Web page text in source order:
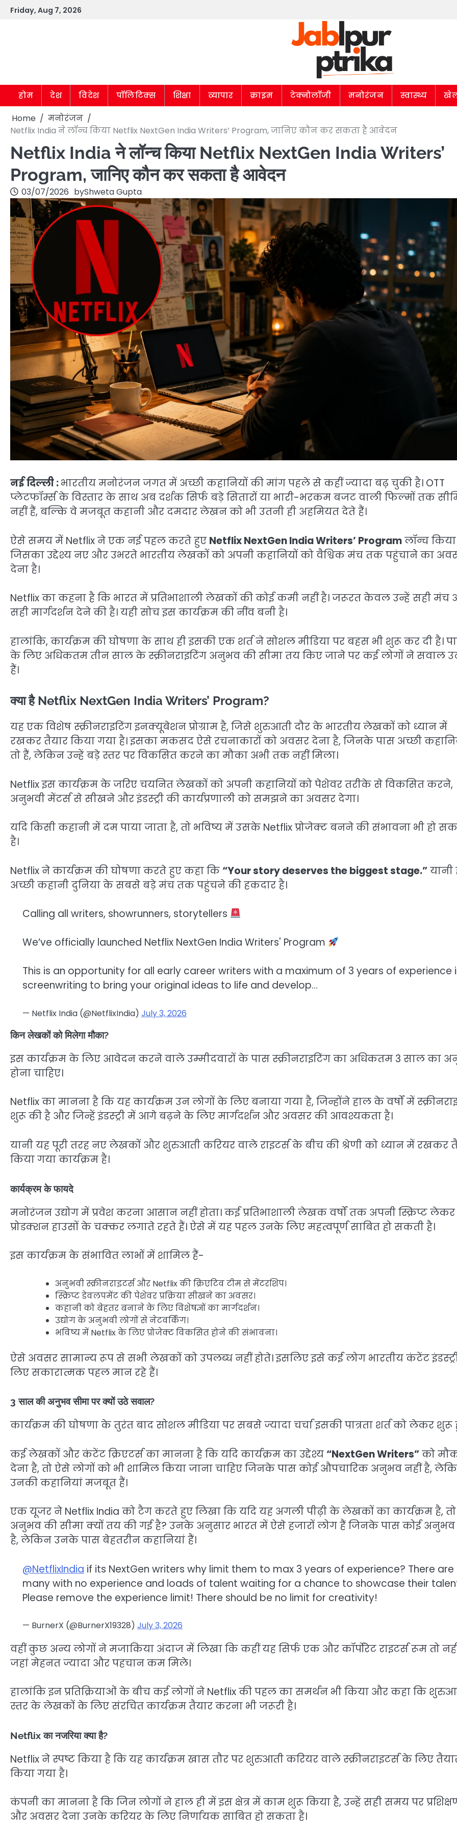
SkipFriday, Aug 7, 2026
होम देश विदेश पॉलिटिक्स शिक्षा व्यापार क्राइम टेक्नोलॉजी मनोरंजन स्वास्थ्य
Home
मनोरंजन
Netflix India ने लॉन्च किया Netflix NextGen India Writers’ Program, जानिए कौन कर सकता है आवेदन
Netflix India ने लॉन्च किया Netflix NextGen India Writers’
Program, जानिए कौन कर सकता है आवेदन
03/07/2026 byShweta Gupta
नई दिल्ली :भारतीय मनोरंजन जगत में अच्छी कहानियों की मांग पहले से कहीं ज्यादा बढ़ चुकी है। OTT
प्लेटफॉर्म्स के विस्तार के साथ अब दर्शक सिर्फ बड़े सितारों या भारी-भरकम बजट वाली फिल्मों तक
नहीं हैं, बल्कि वे मजबूत कहानी और दमदार लेखन को भी उतनी ही अहमियत देते हैं।
ऐसे समय में Netflix ने एक नई पहल करते हुए Netflix NextGen India Writers’ Programलॉन्च किया
जिसका उद्देश्य नए और उभरते भारतीय लेखकों को अपनी कहानियों को वैश्विक मंच तक पहुंचाने का
देना है।
Netflix का कहना है कि भारत में प्रतिभाशाली लेखकों की कोई कमी नहीं है। जरूरत केवल उन्हें सही मंच
सही मार्गदर्शन देने की है। यही सोच इस कार्यक्रम की नींव बनी है।
हालांकि, कार्यक्रम की घोषणा के साथ ही इसकी एक शर्त ने सोशल मीडिया पर बहस भी शुरू कर दी है।
के लिए अधिकतम तीन साल के स्क्रीनराइटिंग अनुभव की सीमा तय किए जाने पर कई लोगों ने सवाल
हैं।
क्या है Netflix NextGen India Writers’ Program?
यह एक विशेष स्क्रीनराइटिंग इनक्यूबेशन प्रोग्राम है, जिसे शुरुआती दौर के भारतीय लेखकों को ध्यान में
रखकर तैयार किया गया है। इसका मकसद ऐसे रचनाकारों को अवसर देना है, जिनके पास अच्छी
तो हैं, लेकिन उन्हें बड़े स्तर पर विकसित करने का मौका अभी तक नहीं मिला।
Netflix इस कार्यक्रम के जरिए चयनित लेखकों को अपनी कहानियों को पेशेवर तरीके से विकसित करने,
अनुभवी मेंटर्स से सीखने और इंडस्ट्री की कार्यप्रणाली को समझने का अवसर देगा।
यदि किसी कहानी में दम पाया जाता है, तो भविष्य में उसके Netflix प्रोजेक्ट बनने की संभावना भी हो
है।
Netflix ने कार्यक्रम की घोषणा करते हुए कहा कि “Your story deserves the biggest stage.”यानी
अच्छी कहानी दुनिया के सबसे बड़े मंच तक पहुंचने की हकदार है।
Calling all writers, showrunners, storytellers
We’ve officially launched Netflix NextGen India Writers' Program
This is an opportunity for all early career writers with a maximum of 3 years of experience
screenwriting to bring your original ideas to life and develop…
— Netflix India (@NetflixIndia) July 3, 2026
किन लेखकों को मिलेगा मौका?
इस कार्यक्रम के लिए आवेदन करने वाले उम्मीदवारों के पास स्क्रीनराइटिंग का अधिकतम 3 साल का
होना चाहिए।
Netflix का मानना है कि यह कार्यक्रम उन लोगों के लिए बनाया गया है, जिन्होंने हाल के वर्षों में
शुरू की है और जिन्हें इंडस्ट्री में आगे बढ़ने के लिए मार्गदर्शन और अवसर की आवश्यकता है।
यानी यह पूरी तरह नए लेखकों और शुरुआती करियर वाले राइटर्स के बीच की श्रेणी को ध्यान में रखकर
किया गया कार्यक्रम है।
कार्यक्रम के फायदे
मनोरंजन उद्योग में प्रवेश करना आसान नहीं होता। कई प्रतिभाशाली लेखक वर्षों तक अपनी स्क्रिप्ट लेकर
प्रोडक्शन हाउसों के चक्कर लगाते रहते हैं। ऐसे में यह पहल उनके लिए महत्वपूर्ण साबित हो सकती है।
इस कार्यक्रम के संभावित लाभों में शामिल हैं-
अनुभवी स्क्रीनराइटर्स और Netflix की क्रिएटिव टीम से मेंटरशिप।
स्क्रिप्ट डेवलपमेंट की पेशेवर प्रक्रिया सीखने का अवसर।
कहानी को बेहतर बनाने के लिए विशेषज्ञों का मार्गदर्शन।
उद्योग के अनुभवी लोगों से नेटवर्किंग।
भविष्य में Netflix के लिए प्रोजेक्ट विकसित होने की संभावना।
ऐसे अवसर सामान्य रूप से सभी लेखकों को उपलब्ध नहीं होते। इसलिए इसे कई लोग भारतीय कंटेंट
लिए सकारात्मक पहल मान रहे हैं।
3 साल की अनुभव सीमा पर क्यों उठे सवाल?
कार्यक्रम की घोषणा के तुरंत बाद सोशल मीडिया पर सबसे ज्यादा चर्चा इसकी पात्रता शर्त को लेकर शुरू
कई लेखकों और कंटेंट क्रिएटर्स का मानना है कि यदि कार्यक्रम का उद्देश्य “NextGen Writers”को
देना है, तो ऐसे लोगों को भी शामिल किया जाना चाहिए जिनके पास कोई औपचारिक अनुभव नहीं है,
उनकी कहानियां मजबूत हैं।
एक यूजर ने Netflix India को टैग करते हुए लिखा कि यदि यह अगली पीढ़ी के लेखकों का कार्यक्रम है, तो
अनुभव की सीमा क्यों तय की गई है? उनके अनुसार भारत में ऐसे हजारों लोग हैं जिनके पास कोई अनुभव
है, लेकिन उनके पास बेहतरीन कहानियां हैं।
@NetflixIndia if its NextGen writers why limit them to max 3 years of experience? There are
many with no experience and loads of talent waiting for a chance to showcase their
Please remove the experience limit! There should be no limit for creativity!
— BurnerX (@BurnerX19328) July 3, 2026
वहीं कुछ अन्य लोगों ने मजाकिया अंदाज में लिखा कि कहीं यह सिर्फ एक और कॉर्पोरेट राइटर्स रूम तो
जहां मेहनत ज्यादा और पहचान कम मिले।
हालांकि इन प्रतिक्रियाओं के बीच कई लोगों ने Netflix की पहल का समर्थन भी किया और कहा कि
स्तर के लेखकों के लिए संरचित कार्यक्रम तैयार करना भी जरूरी है।
Netflix का नजरिया क्या है?
Netflix ने स्पष्ट किया है कि यह कार्यक्रम खास तौर पर शुरुआती करियर वाले स्क्रीनराइटर्स के लिए
किया गया है।
कंपनी का मानना है कि जिन लोगों ने हाल ही में इस क्षेत्र में काम शुरू किया है, उन्हें सही समय पर
और अवसर देना उनके करियर के लिए निर्णायक साबित हो सकता है।